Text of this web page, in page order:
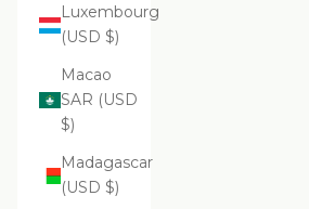
Luxembourg
(USD $)
Macao
SAR (USD
$)
Madagascar
(USD $)